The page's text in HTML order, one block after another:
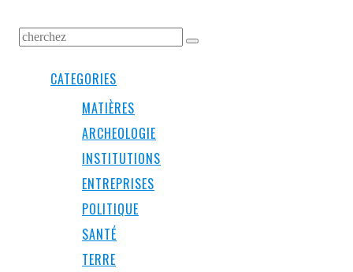
CATEGORIES
MATIÈRES
ARCHEOLOGIE
INSTITUTIONS
ENTREPRISES
POLITIQUE
SANTÉ
TERRE